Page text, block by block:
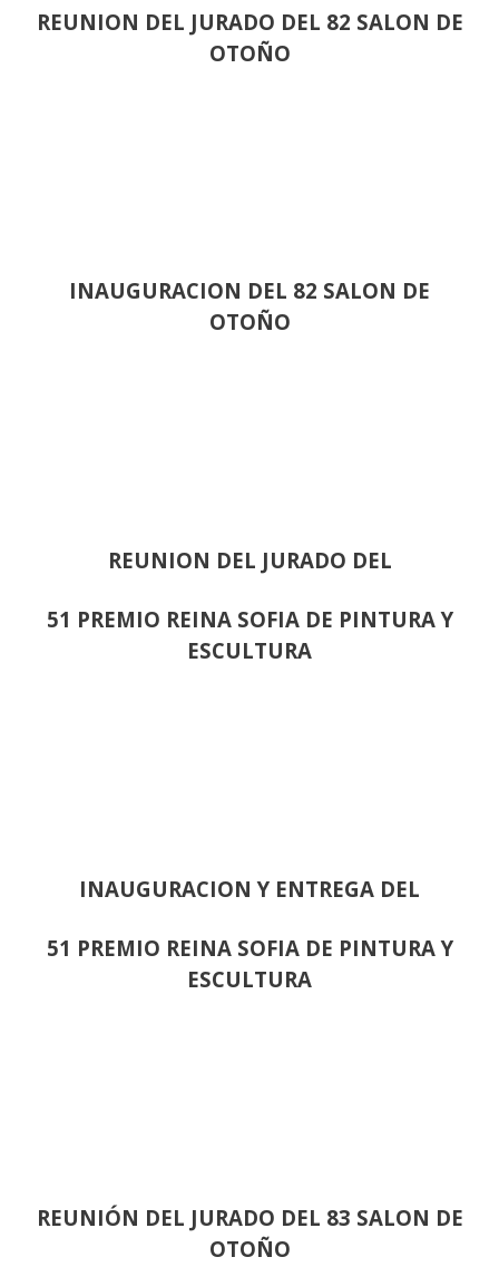
REUNION DEL JURADO DEL 82 SALON DE
OTOÑO
INAUGURACION DEL 82 SALON DE
OTOÑO
REUNION DEL JURADO DEL
51 PREMIO REINA SOFIA DE PINTURA Y
ESCULTURA
INAUGURACION Y ENTREGA DEL
51 PREMIO REINA SOFIA DE PINTURA Y
ESCULTURA
REUNIÓN DEL JURADO DEL 83 SALON DE
OTOÑO